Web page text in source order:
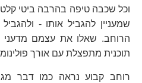
וכל שכבה טיפה בהרבה ביטי
שמעניין להגביל אותו -
הרוחב. שאלו את עצמם
תוכנית מתפצלת עם אורך
רוחב קבוע נראה כמו דבר